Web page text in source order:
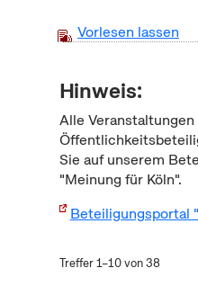
Vorlesen lassen
Hinweis:
Alle
Sie auf unserem
"Meinung für Köln".
Beteiligungsportal
Treffer 1–10 von 38